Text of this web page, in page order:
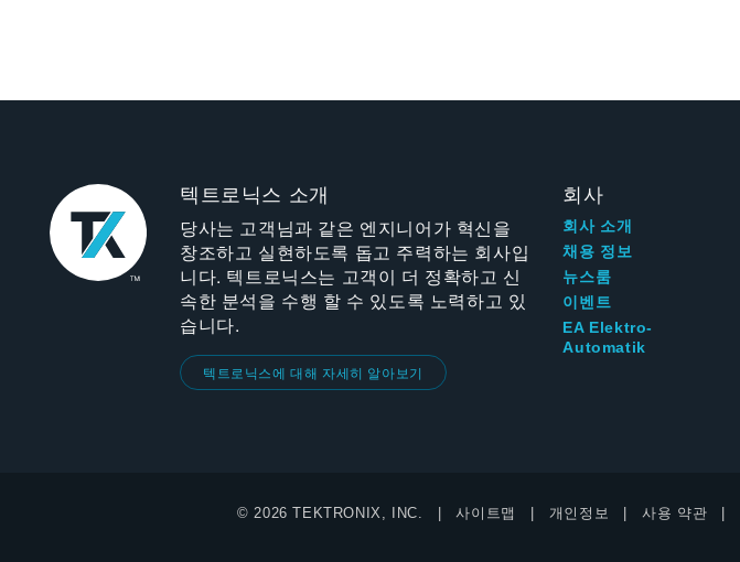
텍트로닉스 소개
당사는 고객님과 같은 엔지니어가 혁신을
창조하고 실현하도록 돕고 주력하는 회사입
니다. 텍트로닉스는 고객이 더 정확하고 신
속한 분석을 수행 할 수 있도록 노력하고 있
습니다.
텍트로닉스에 대해 자세히 알아보기
회사
회사 소개
채용 정보
뉴스룸
이벤트
EA Elektro-
Automatik
© 2026 TEKTRONIX, INC. 사이트맵 개인정보 사용 약관